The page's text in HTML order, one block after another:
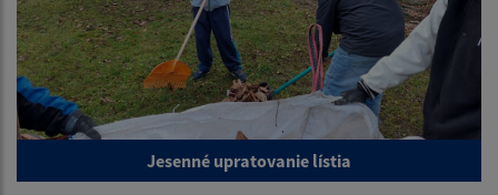
Jesenné upratovanie lístia